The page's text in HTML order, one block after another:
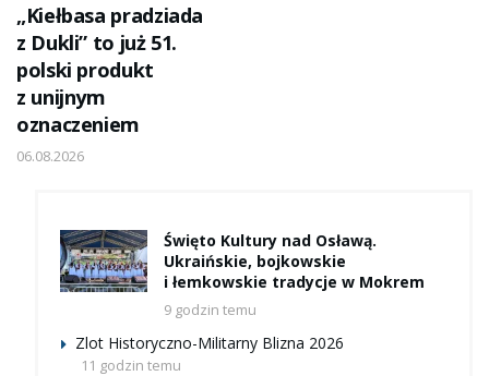
„Kiełbasa pradziada
z Dukli” to już 51.
polski produkt
z unijnym
oznaczeniem
06.08.2026
Święto Kultury nad Osławą.
Ukraińskie, bojkowskie
i łemkowskie tradycje w Mokrem
9 godzin temu
Zlot Historyczno-Militarny Blizna 2026
11 godzin temu